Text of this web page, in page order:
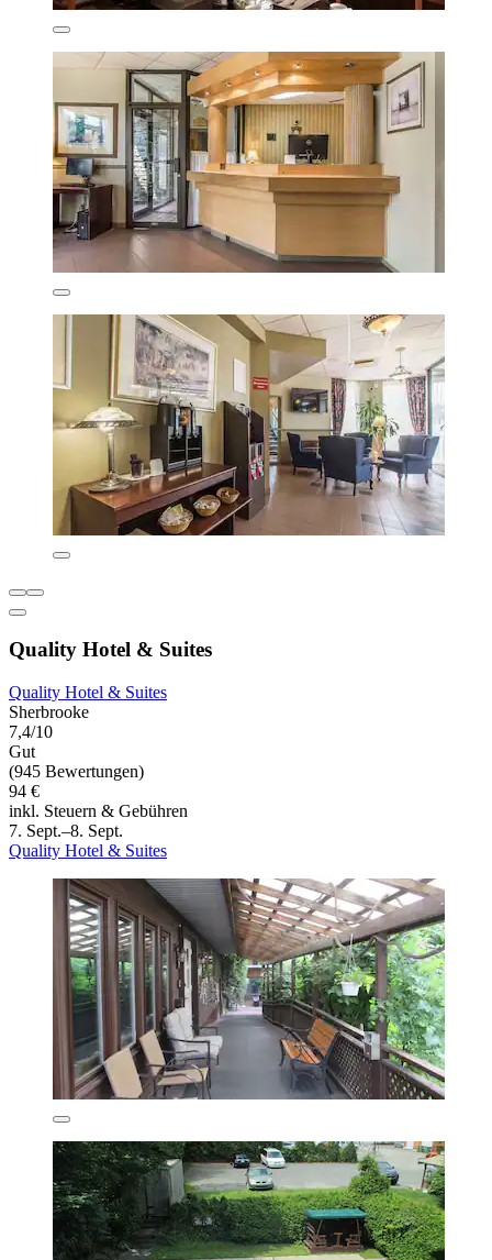
Quality Hotel & Suites
Quality Hotel & Suites
Sherbrooke
7,4/10
Gut
(945 Bewertungen)
94 €
inkl. Steuern & Gebühren
7. Sept.–8. Sept.
Quality Hotel & Suites